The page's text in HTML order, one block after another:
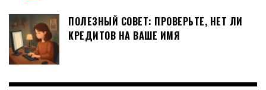
ПОЛЕЗНЫЙ СОВЕТ: ПРОВЕРЬТЕ, НЕТ ЛИ
КРЕДИТОВ НА ВАШЕ ИМЯ